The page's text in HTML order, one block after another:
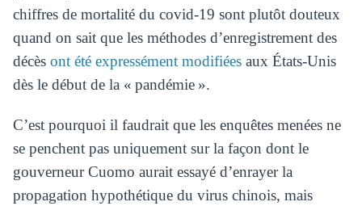
chiffres de mortalité du covid-19 sont plutôt douteux
quand on sait que les méthodes d’enregistrement des
décès ont été expressément modifiéesaux États-Unis
dès le début de la « pandémie ».
C’est pourquoi il faudrait que les enquêtes menées ne
se penchent pas uniquement sur la façon dont le
gouverneur Cuomo aurait essayé d’enrayer la
propagation hypothétique du virus chinois, mais